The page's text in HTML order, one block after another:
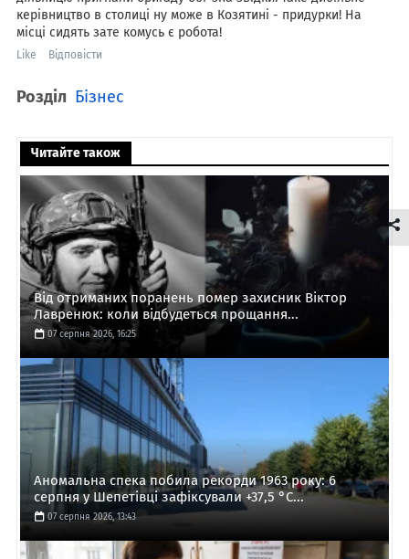
керівництво в столиці ну може в Козятині - придурки! На
місці сидять зате комусь є робота!
Like Відповісти
Розділ Бізнес
Читайте також
Від отриманих поранень помер захисник Віктор
Лавренюк: коли відбудеться прощання...
07 серпня 2026, 16:25
Аномальна спека побила рекорди 1963 року: 6
серпня у Шепетівці зафіксували +37,5 °C...
07 серпня 2026, 13:43